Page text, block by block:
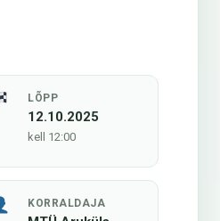
LÕPP
12.10.2025
kell 12:00
KORRALDAJA